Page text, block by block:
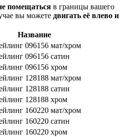
помещаться в границы вашего
вы можете двигать её влево и
Название
096156 мат/хром
096156 сатин
096156 хром
128188 мат/хром
128188 сатин
128188 хром
160220 мат/хром
160220 сатин
160220 хром